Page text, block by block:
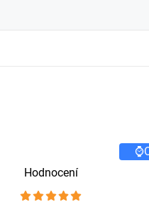
Hodnocení